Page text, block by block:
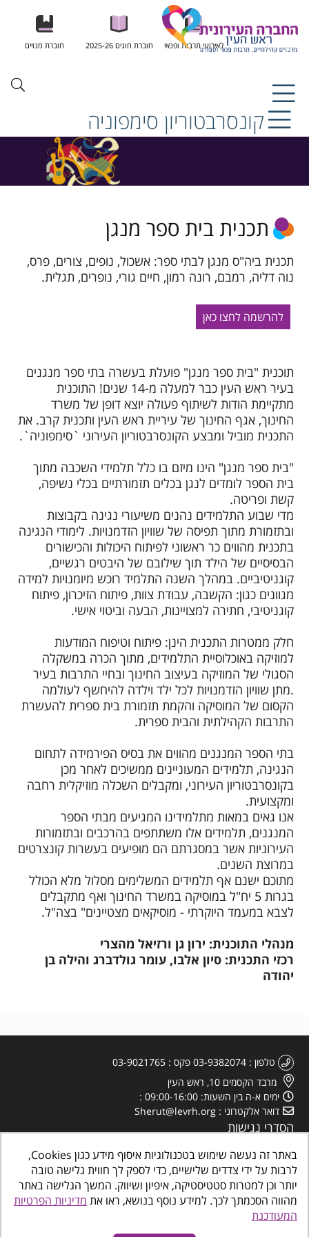
לאירועי תרבות ופנאי חוברת חוגים 2025-26 חוברת מנויים
קונסרבטוריון סימפוניה
תכנית בית ספר מנגן
תכנית ביה"ס מנגן לבתי ספר: אשכול, נופים, צורים, פרס,
נוה דליה, רמבם, רונה רמון, חיים גורי, נופרים, תגלית.
להרשמה לחצו כאן
תוכנית "בית ספר מנגן" פועלת בעשרה בתי ספר מנגנים
בעיר ראש העין כבר למעלה מ-14 שנים! התוכנית
מתקיימת הודות לשיתוף פעולה יוצא דופן של משרד
החינוך, אגף החינוך של עיריית ראש העין ותכנית קרב. את
התכנית מוביל ומבצע הקונסרבטוריון העירוני `סימפוניה`.
"בית ספר מנגן" הינו מיזם בו כלל תלמידי השכבה מתוך
בית הספר לומדים לנגן בכלים תזמורתיים בכלי נשיפה,
קשת ופריטה.
מדי שבוע התלמידים נהנים משיעורי נגינה בקבוצות
ובתזמורת מתוך תפיסה של שוויון הזדמנויות. לימודי הנגינה
בתכנית מהווים כר ראשוני לפיתוח היכולות והכישורים
הבסיסיים של הילד תוך שילובם של היבטים רגשיים,
קוגניטיביים. במהלך השנה התלמיד רוכש מיומנויות למידה
מגוונים כגון: הקשבה, עבודת צוות, פיתוח הזיכרון, פיתוח
קוגניטיבי, חתירה למצויינות, הבעה וביטוי אישי.
חלק ממטרות התכנית הינן: פיתוח וטיפוח המודעות
למוזיקה באוכלוסיית התלמידים, מתוך הכרה במשקלה
הסגולי של המוזיקה בעיצוב החינוך ובחיי התרבות בעיר
.מתן שוויון הזדמנויות לכל ילד וילדה להיחשף לעולמה
הקסום של המוסיקה והקמת תזמורת בית ספרית להעשרת
התרבות הקהילתית והבית ספרית.
בתי הספר המנגנים מהווים את בסיס הפירמידה לתחום
הנגינה, תלמידים המעוניינים ממשיכים לאחר מכן
בקונסרבטוריון העירוני, ומקבלים השכלה מוזיקלית רחבה
ומקצועית.
אנו גאים במאות מתלמידינו המגיעים מבתי הספר
המנגנים, תלמידים אלו משתתפים בהרכבים ובתזמורות
העירוניות אשר במסגרתם הם מופיעים בעשרות קונצרטים
במרוצת השנים.
מתוכם ישנם אף תלמידים המשלימים מסלול מלא הכולל
בגרות 5 יח"ל במוסיקה במשרד החינוך ואף מתקבלים
לצבא במעמד היוקרתי - מוסיקאים מצטיינים" בצה"ל.
מנהלי התוכנית: ירון גן ורזיאל מהצרי
רכזי התכנית: סיון אלבו, עומר גולדברג והילה בן
יהודה
טלפון 03-9382074 פקס
03-9021765
מרבד הקסמים 10, ראש העין
ימים א-ה בין השעות: 09:00-16:00
דואר אלקטרוני
Sherut@levrh.org
הסדרי נגישות
באתר זה נעשה שימוש בטכנולוגיות איסוף מידע כגון Cookies,
לרבות על ידי צדדים שלישיים, כדי לספק לך חווית גלישה טובה
יותר וכן למטרות סטטיסטיקה, איפיון ושיווק. המשך הגלישה באתר
מהווה הסכמתך לכך. למידע נוסף בנושא, ראו את מדיניות הפרטיות
המעודכנת